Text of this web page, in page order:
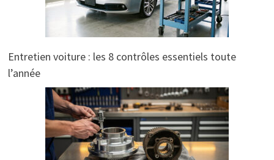
Entretien voiture : les 8 contrôles essentiels toute
l’année